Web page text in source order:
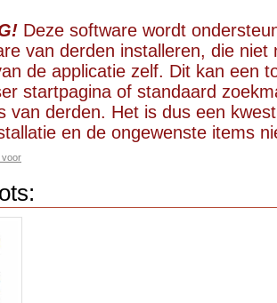
Deze software wordt
van derden installeren, die niet
de applicatie zelf. Dit kan een
startpagina of standaard
van derden. Het is dus een
en de ongewenste items
voor